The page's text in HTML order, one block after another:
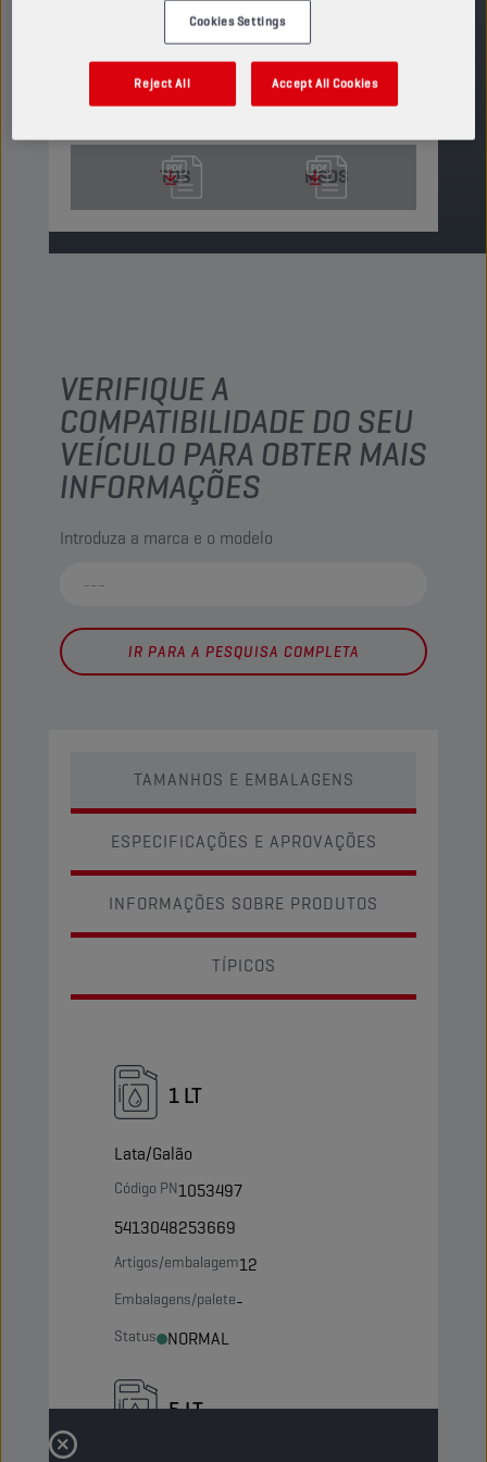
PRODUTO: 65524
Ver tamanhos e embalagens disponíveis
ENCONTRAR PONTO DE VENDA
TDS MSDS
VERIFIQUE A
COMPATIBILIDADE DO SEU
VEÍCULO PARA OBTER MAIS
INFORMAÇÕES
Introduza a marca e o modelo
IR PARA A PESQUISA COMPLETA
TAMANHOS E EMBALAGENS
ESPECIFICAÇÕES E APROVAÇÕES
INFORMAÇÕES SOBRE PRODUTOS
TÍPICOS
1 LT
Lata/Galão
Código PN1053497
5413048253669
Artigos/embalagem12
Embalagens/palete-
Status NORMAL
5 LT
Cookies Settings
Reject All Accept All Cookies